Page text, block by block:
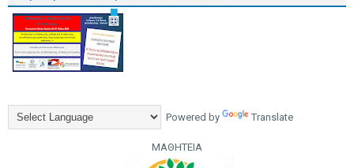
Powered by Translate
ΜΑΘΗΤΕΙΑ